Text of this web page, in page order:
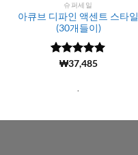
슈퍼세일
아큐브 디파인 액센트 스타일
(30개들이)
5 중에서
(4284)
₩37,485
.